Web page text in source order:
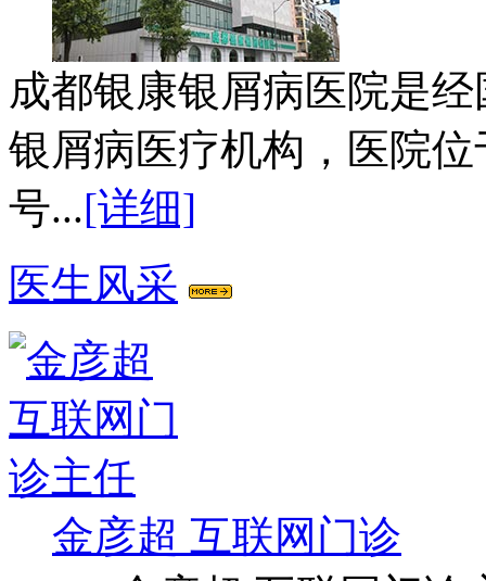
成都银康银屑病医院是
银屑病医疗机构，医院
号...[详细]
医生风采
金彦超 互联网门诊